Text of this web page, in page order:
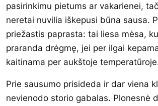
pasirinkimu pietums ar vakarienei,
neretai nuvilia iškepusi būna sausa.
priežastis paprasta: tai liesa mėsa,
praranda drėgmę, jei per ilgai
kaitinama per aukštoje
Prie sausumo prisideda ir dar viena
nevienodo storio gabalas. Plonesnė